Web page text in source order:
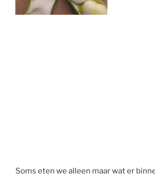
Soms eten we alleen maar wat er